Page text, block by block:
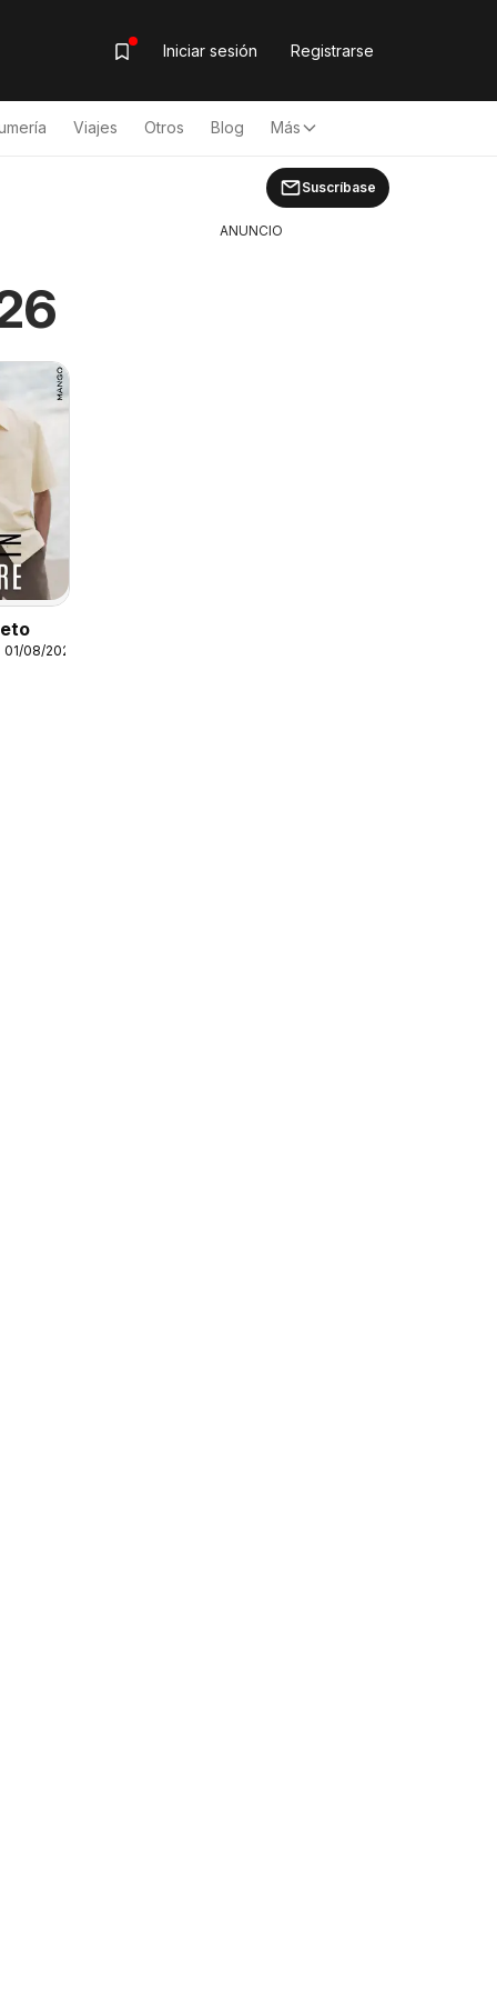
Iniciar sesión Registrarse
Viajes Otros Blog Más
Suscríbase
08/2026
ANUNCIO